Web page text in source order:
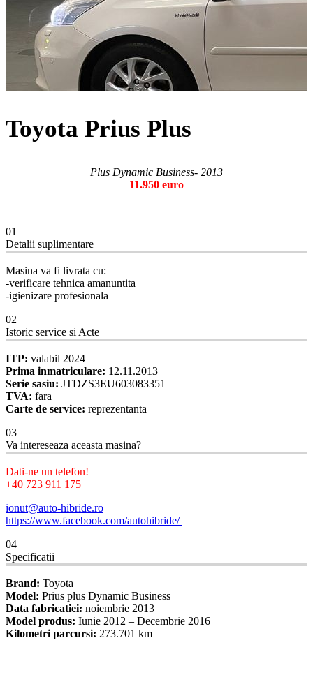
Toyota Prius Plus
Plus Dynamic Business- 2013
11.950 euro
01
Detalii suplimentare
Masina va fi livrata cu:
-verificare tehnica amanuntita
-igienizare profesionala
02
Istoric service si Acte
ITP: valabil 2024
Prima inmatriculare: 12.11.2013
Serie sasiu: JTDZS3EU603083351
TVA: fara
Carte de service: reprezentanta
03
Va intereseaza aceasta masina?
Dati-ne un telefon!
+40 723 911 175
ionut@auto-hibride.ro
https://www.facebook.com/autohibride/
04
Specificatii
Brand: Toyota
Model: Prius plus Dynamic Business
Data fabricatiei: noiembrie 2013
Model produs: Iunie 2012 – Decembrie 2016
Kilometri parcursi: 273.701 km